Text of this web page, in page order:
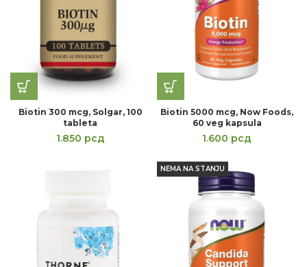
Biotin 300 mcg, Solgar, 100
tableta
1.850 рсд
Biotin 5000 mcg, Now Foods,
60 veg kapsula
1.600 рсд
NEMA NA STANJU